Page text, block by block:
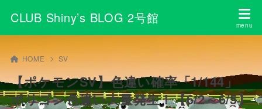
CLUB Shiny’s BLOG 2号館
HOME SV
【ポケモンSV】色違い確率「1/144」
ポリゴン色違い大量発生！【6/2～6/5】